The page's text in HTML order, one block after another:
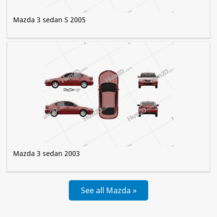
Mazda 3 sedan S 2005
Mazda 3 sedan 2003
See all Mazda »